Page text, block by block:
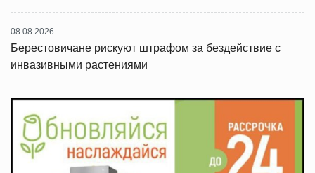
08.08.2026
Берестовичане рискуют штрафом за бездействие с
инвазивными растениями